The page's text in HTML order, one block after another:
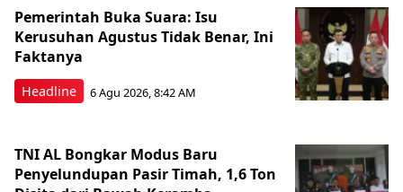
Headline
Pemerintah Buka Suara: Isu
Kerusuhan Agustus Tidak Benar, Ini
Faktanya
6 Agu 2026, 8:42 AM
TNI AL Bongkar Modus Baru
Penyelundupan Pasir Timah, 1,6 Ton